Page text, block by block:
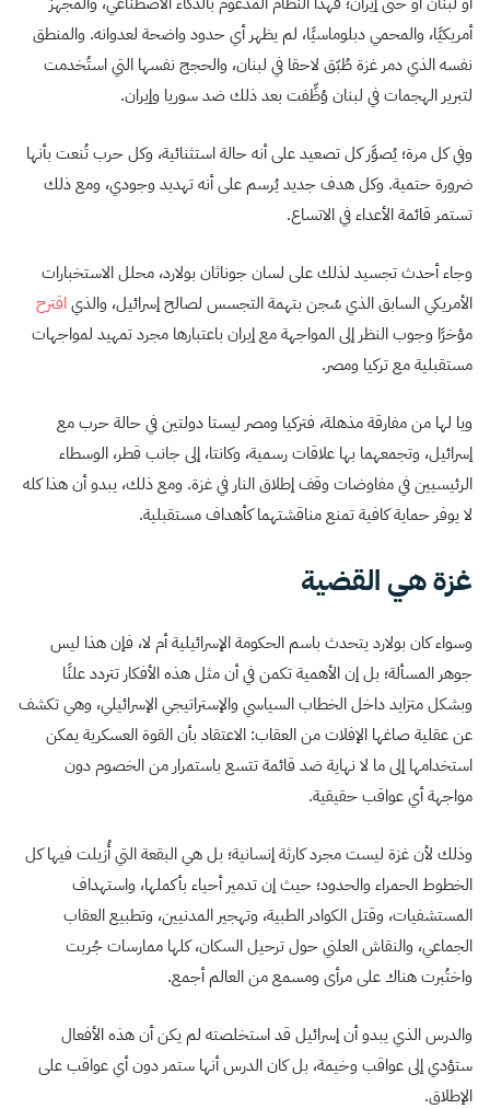
أمريكيًا، والمحمي دبلوماسيًا، لم يظهر أي حدود واضحة لعدوانه. والمنطق
نفسه الذي دمر غزة طُبّق لاحقا في لبنان، والحجج نفسها التي استُخدمت
لتبرير الهجمات في لبنان وُظِّفت بعد ذلك ضدسوريا وإيران.
وفي كل مرة؛ يُصوَّر كل تصعيد على أنه حالة استثنائية، وكل حرب تُنعت بأنها
ضرورة حتمية. وكل هدف جديد يُرسم على أنه تهديد وجودي، ومع ذلك
تستمر قائمة الأعداء في الاتساع.
وجاء أحدث تجسيد لذلك على لسان جوناثان بولارد، محلل الاستخبارات
الأمريكي السابق الذي سُجن بتهمة التجسس لصالح إسرائيل، والذياقترح
مؤخرًا وجوب النظر إلى المواجهة مع إيران باعتبارها مجرد تمهيد لمواجهات
مستقبلية معتركيا ومصر.
ويا لها من مفارقة مذهلة، فتركيا ومصر ليستا دولتين في حالة حرب مع
إسرائيل، وتجمعهما بها علاقات رسمية، وكانتا، إلى جانب قطر، الوسطاء
الرئيسيين في مفاوضات وقف إطلاق النار في غزة. ومع ذلك، يبدو أن هذا كله
لا يوفر حماية كافية تمنع مناقشتهما كأهداف مستقبلية.
غزة هي القضية
وسواء كان بولارد يتحدث باسم الحكومة الإسرائيلية أم لا، فإن هذا ليس
جوهر المسألة؛ بل إن الأهمية تكمن في أن مثل هذه الأفكار تتردد علنًا
وبشكل متزايد داخل الخطاب السياسي والإستراتيجي الإسرائيلي، وهي تكشف
عن عقلية صاغها الإفلات من العقاب: الاعتقاد بأن القوة العسكرية يمكن
استخدامها إلى ما لا نهاية ضد قائمة تتسع باستمرار من الخصوم دون
مواجهة أي عواقب حقيقية.
وذلك لأن غزة ليست مجرد كارثة إنسانية؛ بل هي البقعة التي أُزيلت فيها كل
الخطوط الحمراء والحدود؛ حيث إن تدمير أحياء بأكملها، واستهداف
المستشفيات، وقتل الكوادر الطبية، وتهجير المدنيين، وتطبيع العقاب
الجماعي، والنقاش العلني حول ترحيل السكان، كلها ممارسات جُربت
واختُبرت هناك على مرأى ومسمع من العالم أجمع.
والدرس الذي يبدو أن إسرائيل قد استخلصته لم يكن أن هذه الأفعال
ستؤدي إلى عواقب وخيمة، بل كان الدرس أنها ستمر دون أي عواقب على
الإطلاق.